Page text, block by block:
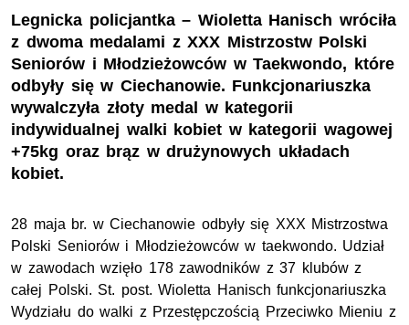
Legnicka policjantka – Wioletta Hanisch wróciła
z dwoma medalami z XXX Mistrzostw Polski
Seniorów i Młodzieżowców w Taekwondo, które
odbyły się w Ciechanowie. Funkcjonariuszka
wywalczyła złoty medal w kategorii
indywidualnej walki kobiet w kategorii wagowej
+75kg oraz brąz w drużynowych układach
kobiet.
28 maja br. w Ciechanowie odbyły się XXX Mistrzostwa
Polski Seniorów i Młodzieżowców w taekwondo. Udział
w zawodach wzięło 178 zawodników z 37 klubów z
całej Polski. St. post. Wioletta Hanisch funkcjonariuszka
Wydziału do walki z Przestępczością Przeciwko Mieniu z